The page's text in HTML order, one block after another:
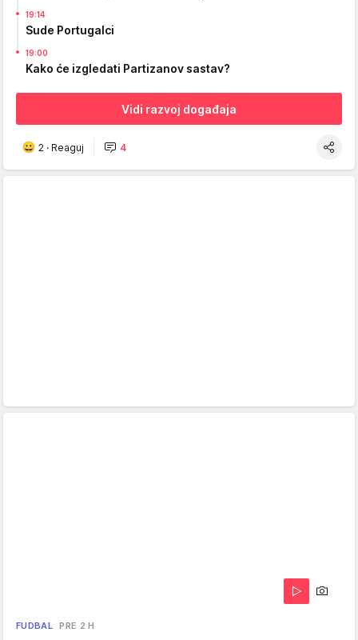
19:14
Sude Portugalci
19:00
Kako će izgledati Partizanov sastav?
Vidi razvoj događaja
2 · Reaguj 4
FUDBAL PRE 2 H